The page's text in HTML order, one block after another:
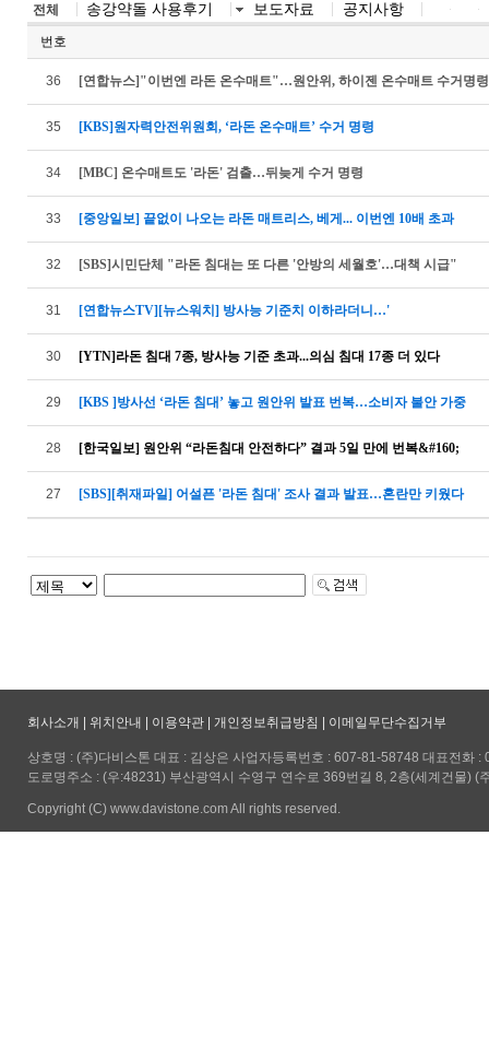
전체 송강약돌 사용후기 보도자료 공지사항
번호
36 [연합뉴스]"이번엔 라돈 온수매트"…원안위, 하이젠 온수매트 수거명
35 [KBS]원자력안전위원회, ‘라돈 온수매트’ 수거 명령
34 [MBC] 온수매트도 '라돈' 검출…뒤늦게 수거 명령
33 [중앙일보] 끝없이 나오는 라돈 매트리스, 베게... 이번엔 10배 초과
32 [SBS]시민단체 "라돈 침대는 또 다른 '안방의 세월호'…대책 시급"
31 [연합뉴스TV][뉴스워치] 방사능 기준치 이하라더니…'
30 [YTN]라돈 침대 7종, 방사능 기준 초과...의심 침대 17종 더 있다
29 [KBS ]방사선 ‘라돈 침대’ 놓고 원안위 발표 번복…소비자 불안 가중
28 [한국일보] 원안위 “라돈침대 안전하다” 결과 5일 만에 번복&#160;
27 [SBS][취재파일] 어설픈 '라돈 침대' 조사 결과 발표…혼란만 키웠다
회사소개 위치안내 이용약관 개인정보취급방침 이메일무단수집거부
상호명 : (주)다비스톤 대표 : 김상은 사업자등록번호 : 607-81-58748 대표전화
도로명주소 : (우:48231) 부산광역시 수영구 연수로 369번길 8, 2층(세계건물)
Copyright (C) www.davistone.com All rights reserved.